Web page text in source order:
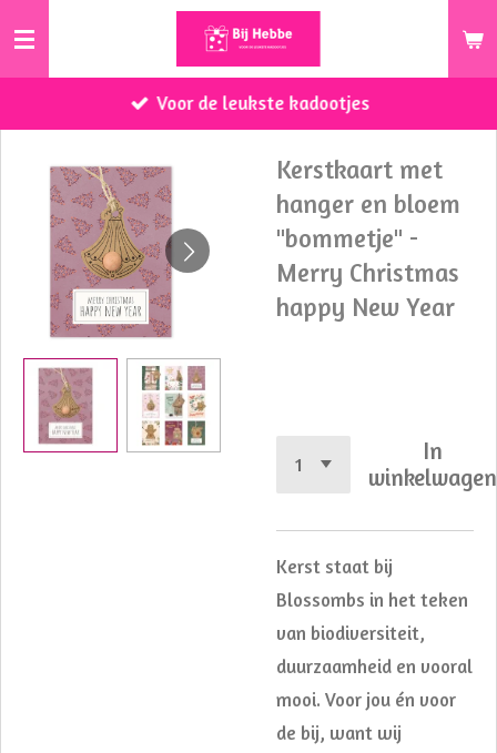
Ga
de
Voor de leukste kadootjes
Kerstkaart met
hanger en bloem
"bommetje" -
Merry Christmas
happy New Year
In
winkelwagen
Kerst staat bij
Blossombs in het teken
van biodiversiteit,
duurzaamheid en vooral
mooi. Voor jou én voor
de bij, want wij